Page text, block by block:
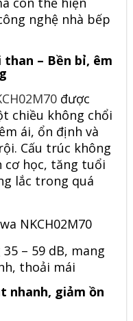
nghệ nhà bếp
– Bền bỉ, êm
được
chiều không chổi
ái, ổn định và
Cấu trúc không
cơ học, tăng tuổi
lắc trong quá
– 59 dB, mang
thoải mái
nhanh, giảm ồn